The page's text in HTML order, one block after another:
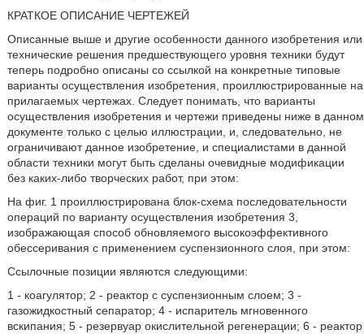
КРАТКОЕ ОПИСАНИЕ ЧЕРТЕЖЕЙ
Описанные выше и другие особенности данного изобретения или
технические решения предшествующего уровня техники будут
теперь подробно описаны со ссылкой на конкретные типовые
варианты осуществления изобретения, проиллюстрированные на
прилагаемых чертежах. Следует понимать, что варианты
осуществления изобретения и чертежи приведены ниже в данном
документе только с целью иллюстрации, и, следовательно, не
ограничивают данное изобретение, и специалистами в данной
области техники могут быть сделаны очевидные модификации
без каких-либо творческих работ, при этом:
На фиг. 1 проиллюстрирована блок-схема последовательности
операций по варианту осуществления изобретения 3,
изображающая способ обновляемого высокоэффективного
обессеривания с применением суспензионного слоя, при этом:
Ссылочные позиции являются следующими:
1 - коагулятор; 2 - реактор с суспензионным слоем; 3 -
газожидкостный сепаратор; 4 - испаритель мгновенного
вскипания; 5 - резервуар окислительной регенерации; 6 - реактор